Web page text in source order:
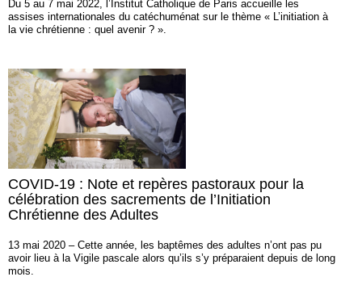
Du 5 au 7 mai 2022, l’Institut Catholique de Paris accueille les
assises internationales du catéchuménat sur le thème « L’initiation à
la vie chrétienne : quel avenir ? ».
COVID-19 : Note et repères pastoraux pour la
célébration des sacrements de l’Initiation
Chrétienne des Adultes
13 mai 2020 – Cette année, les baptêmes des adultes n’ont pas pu
avoir lieu à la Vigile pascale alors qu’ils s’y préparaient depuis de long
mois.